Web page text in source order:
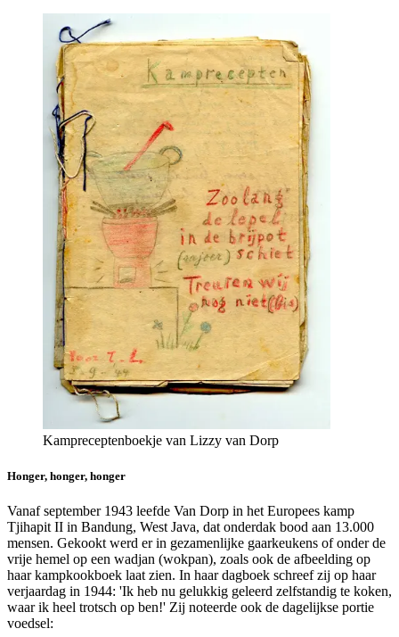
Kampreceptenboekje van Lizzy van Dorp
Honger, honger, honger
Vanaf september 1943 leefde Van Dorp in het Europees kamp
Tjihapit II in Bandung, West Java, dat onderdak bood aan 13.000
mensen. Gekookt werd er in gezamenlijke gaarkeukens of onder de
vrije hemel op een wadjan (wokpan), zoals ook de afbeelding op
haar kampkookboek laat zien. In haar dagboek schreef zij op haar
verjaardag in 1944: 'Ik heb nu gelukkig geleerd zelfstandig te koken,
waar ik heel trotsch op ben!' Zij noteerde ook de dagelijkse portie
voedsel: